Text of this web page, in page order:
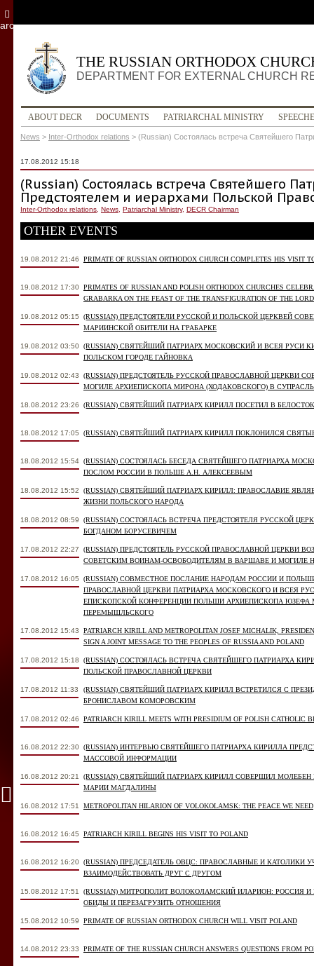
THE RUSSIAN ORTHODOX
DEPARTMENT FOR EXTERNAL CHURCH
ABOUT DECR DOCUMENTS PATRIARCHAL MINISTRY
News > Inter-Orthodox relations > (Russian) Состоялась встреча Святейшего
17.08.2012 15:18
(Russian) Состоялась встреча Святейшего
Предстоятелем и иерархами Польской
Inter-Orthodox relations News Patriarchal Ministry, DECR Chairman
OTHER EVENTS
19.08.2012 21:46 PRIMATE OF RUSSIAN ORTHODOX CHURCH COMPLETES HIS VISIT
19.08.2012 17:30 PRIMATES OF RUSSIAN AND POLISH ORTHODOX CHURCHES
GRABARKA ON THE FEAST OF THE TRANSFIGURATION OF THE LORD
19.08.2012 05:15
(RUSSIAN) ПРЕДСТОЯТЕЛИ РУССКОЙ И ПОЛЬСКОЙ ЦЕРКВЕЙ
МАРИИНСКОЙ ОБИТЕЛИ НА ГРАБАРКЕ
19.08.2012 03:50 (RUSSIAN) СВЯТЕЙШИЙ ПАТРИАРХ МОСКОВСКИЙ И ВСЕЯ РУСИ
ПОЛЬСКОМ ГОРОДЕ ГАЙНОВКА
19.08.2012 02:43
(RUSSIAN) ПРЕДСТОЯТЕЛЬ РУССКОЙ ПРАВОСЛАВНОЙ ЦЕРКВИ
МОГИЛЕ АРХИЕПИСКОПА МИРОНА (ХОДАКОВСКОГО) В
18.08.2012 23:26 (RUSSIAN) СВЯТЕЙШИЙ ПАТРИАРХ КИРИЛЛ ПОСЕТИЛ В
18.08.2012 17:05 (RUSSIAN) СВЯТЕЙШИЙ ПАТРИАРХ КИРИЛЛ ПОКЛОНИЛСЯ
18.08.2012 15:54 (RUSSIAN) СОСТОЯЛАСЬ БЕСЕДА СВЯТЕЙШЕГО ПАТРИАРХА
ПОСЛОМ РОССИИ В ПОЛЬШЕ А.Н. АЛЕКСЕЕВЫМ
18.08.2012 15:52
(RUSSIAN) СВЯТЕЙШИЙ ПАТРИАРХ КИРИЛЛ: ПРАВОСЛАВИЕ
ЖИЗНИ ПОЛЬСКОГО НАРОДА
18.08.2012 08:59
(RUSSIAN) СОСТОЯЛАСЬ ВСТРЕЧА ПРЕДСТОЯТЕЛЯ РУССКОЙ
БОГДАНОМ БОРУСЕВИЧЕМ
17.08.2012 22:27
(RUSSIAN) ПРЕДСТОЯТЕЛЬ РУССКОЙ ПРАВОСЛАВНОЙ ЦЕРКВИ
СОВЕТСКИМ ВОИНАМ-ОСВОБОДИТЕЛЯМ В ВАРШАВЕ И МОГИЛЕ
17.08.2012 16:05
(RUSSIAN) СОВМЕСТНОЕ ПОСЛАНИЕ НАРОДАМ РОССИИ И
ПРАВОСЛАВНОЙ ЦЕРКВИ ПАТРИАРХА МОСКОВСКОГО И ВСЕЯ
ЕПИСКОПСКОЙ КОНФЕРЕНЦИИ ПОЛЬШИ АРХИЕПИСКОПА
ПЕРЕМЫШЛЬСКОГО
17.08.2012 15:43
PATRIARCH KIRILL AND METROPOLITAN JOSEF MICHALIK,
SIGN A JOINT MESSAGE TO THE PEOPLES OF RUSSIA AND POLAND
17.08.2012 15:18
(RUSSIAN) СОСТОЯЛАСЬ ВСТРЕЧА СВЯТЕЙШЕГО ПАТРИАРХА
ПОЛЬСКОЙ ПРАВОСЛАВНОЙ ЦЕРКВИ
17.08.2012 11:33
(RUSSIAN) СВЯТЕЙШИЙ ПАТРИАРХ КИРИЛЛ ВСТРЕТИЛСЯ С
БРОНИСЛАВОМ КОМОРОВСКИМ
17.08.2012 02:46 PATRIARCH KIRILL MEETS WITH PRESIDIUM OF POLISH CATHOLIC
16.08.2012 22:30 (RUSSIAN) ИНТЕРВЬЮ СВЯТЕЙШЕГО ПАТРИАРХА КИРИЛЛА
МАССОВОЙ ИНФОРМАЦИИ
16.08.2012 20:21
(RUSSIAN) СВЯТЕЙШИЙ ПАТРИАРХ КИРИЛЛ СОВЕРШИЛ
МАРИИ МАГДАЛИНЫ
16.08.2012 17:51 METROPOLITAN HILARION OF VOLOKOLAMSK: THE PEACE WE NEED
16.08.2012 16:45 PATRIARCH KIRILL BEGINS HIS VISIT TO POLAND
16.08.2012 16:20 (RUSSIAN) ПРЕДСЕДАТЕЛЬ ОВЦС: ПРАВОСЛАВНЫЕ И КАТОЛИКИ
ВЗАИМОДЕЙСТВОВАТЬ ДРУГ С ДРУГОМ
15.08.2012 17:51
(RUSSIAN) МИТРОПОЛИТ ВОЛОКОЛАМСКИЙ ИЛАРИОН:
ОБИДЫ И ПЕРЕЗАГРУЗИТЬ ОТНОШЕНИЯ
15.08.2012 10:59 PRIMATE OF RUSSIAN ORTHODOX CHURCH WILL VISIT POLAND
14.08.2012 23:33 PRIMATE OF THE RUSSIAN CHURCH ANSWERS QUESTIONS FROM
archive